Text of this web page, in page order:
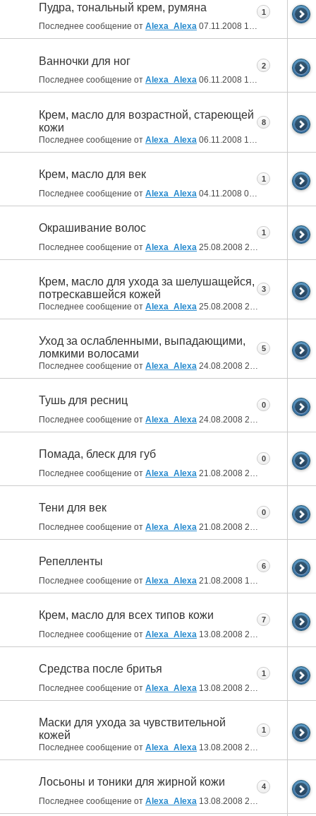
Пудра, тональный крем, румяна
Последнее сообщение от Alexa_Alexa 07.11.2008 14:37
1
Ванночки для ног
Последнее сообщение от Alexa_Alexa 06.11.2008 19:43
2
Крем, масло для возрастной, стареющей
кожи
Последнее сообщение от Alexa_Alexa 06.11.2008 19:38
8
Крем, масло для век
Последнее сообщение от Alexa_Alexa 04.11.2008 00:10
1
Окрашивание волос
Последнее сообщение от Alexa_Alexa 25.08.2008 21:42
1
Крем, масло для ухода за шелушащейся,
потрескавшейся кожей
Последнее сообщение от Alexa_Alexa 25.08.2008 21:12
3
Уход за ослабленными, выпадающими,
ломкими волосами
Последнее сообщение от Alexa_Alexa 24.08.2008 23:53
5
Тушь для ресниц
Последнее сообщение от Alexa_Alexa 24.08.2008 23:48
0
Помада, блеск для губ
Последнее сообщение от Alexa_Alexa 21.08.2008 22:04
0
Тени для век
Последнее сообщение от Alexa_Alexa 21.08.2008 22:03
0
Репелленты
Последнее сообщение от Alexa_Alexa 21.08.2008 13:36
6
Крем, масло для всех типов кожи
Последнее сообщение от Alexa_Alexa 13.08.2008 21:41
7
Средства после бритья
Последнее сообщение от Alexa_Alexa 13.08.2008 21:39
1
Маски для ухода за чувствительной
кожей
Последнее сообщение от Alexa_Alexa 13.08.2008 21:38
1
Лосьоны и тоники для жирной кожи
Последнее сообщение от Alexa_Alexa 13.08.2008 21:21
4